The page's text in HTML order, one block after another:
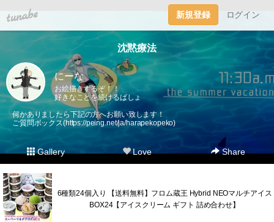
tuna.be 新規登録 ログイン
沈黙療法
にーな
お絵描きするぞ！！
好きなことを続けるばしょ
何かありましたら下記の方へお願い致します！
ご質問ボックス(https://peing.net/ja/harapekopeko)
Gallery Love Share
6種類24個入り 【送料無料】フロム蔵王 Hybrid NEOマルチアイス
BOX24【アイスクリーム ギフト 詰め合わせ】